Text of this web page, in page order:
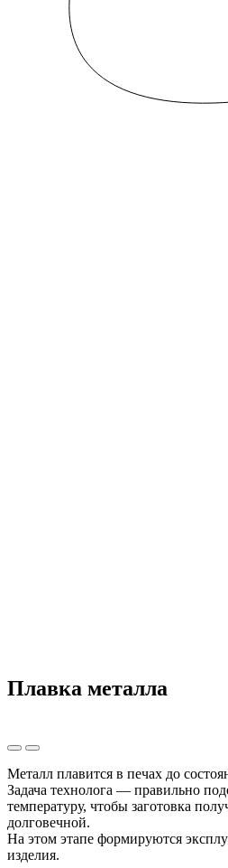
Плавка металла
Металл плавится в печах до
Задача технолога — правильно
температуру, чтобы заготовка
долговечной.
На этом этапе формируются
изделия.